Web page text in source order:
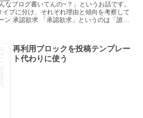
なブログ書いてんの~？」というお話です。
イプに分け、それぞれ理由と傾向を考察して
ン 承認欲求 「承認欲求」というのは「誰か
再利用ブロックを投稿テンプレー
ト代わりに使う